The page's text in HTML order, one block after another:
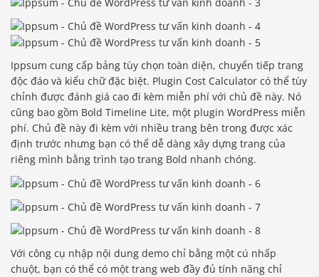
Ippsum cung cấp bảng tùy chọn toàn diện, chuyển tiếp trang
độc đáo và kiểu chữ đặc biệt. Plugin Cost Calculator có thể tùy
chỉnh được đánh giá cao đi kèm miễn phí với chủ đề này. Nó
cũng bao gồm Bold Timeline Lite, một plugin WordPress miễn
phí. Chủ đề này đi kèm với nhiều trang bên trong được xác
định trước nhưng bạn có thể dễ dàng xây dựng trang của
riêng mình bằng trình tạo trang Bold nhanh chóng.
Với công cụ nhập nội dung demo chỉ bằng một cú nhấp
chuột, bạn có thể có một trang web đầy đủ tính năng chỉ